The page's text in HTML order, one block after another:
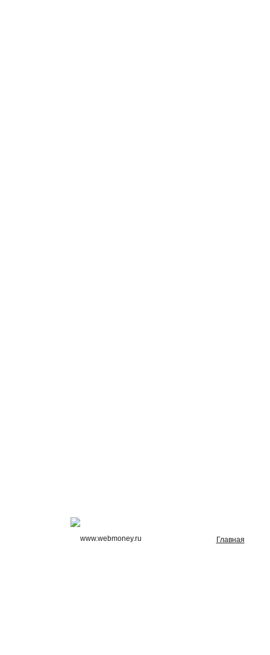
Главная